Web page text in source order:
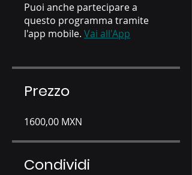
Puoi anche partecipare a
questo programma tramite
l'app mobile. Vai all'App
Prezzo
1600,00 MXN
Condividi